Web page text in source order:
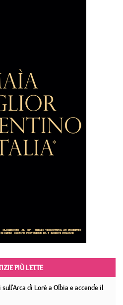
PIÙ LETTE
di Lorè a Olbia e accende il